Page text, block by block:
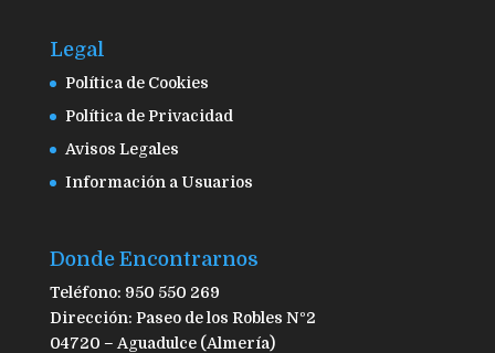
Legal
Política de Cookies
Política de Privacidad
Avisos Legales
Información a Usuarios
Donde Encontrarnos
Teléfono: 950 550 269
Dirección: Paseo de los Robles Nº2
04720 – Aguadulce (Almería)